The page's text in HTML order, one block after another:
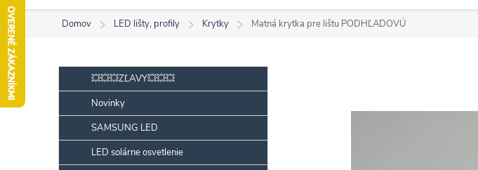
Domov LED lišty, profily Krytky Matná krytka pre lištu PODHĽADOVÚ
o
č
n
Preskočiť
kategórie💥💥💥ZĽAVY💥💥💥
Novinky
SAMSUNG LED
LED solárne osvetlenie